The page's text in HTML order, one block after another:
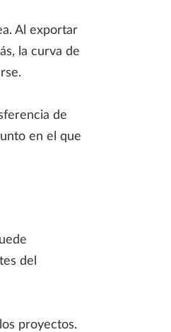
Al exportar
la curva de
de
en el que
del
proyectos.